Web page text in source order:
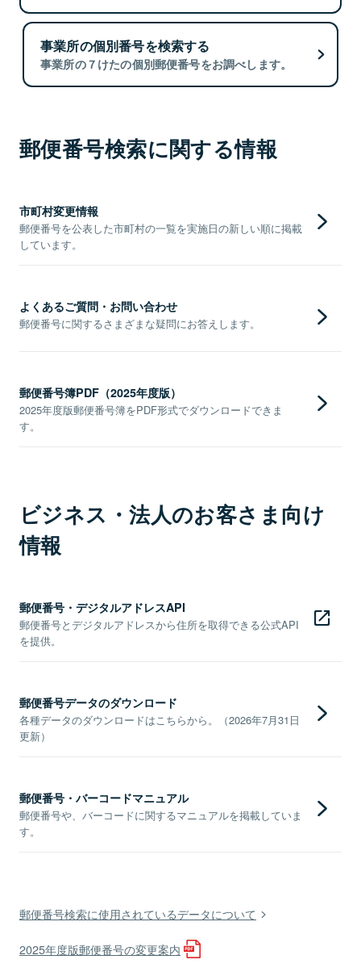
事業所の個別番号を検索する
事業所の７けたの個別郵便番号をお調べします。
郵便番号検索に関する情報
市町村変更情報
郵便番号を公表した市町村の一覧を実施日の新しい順に掲載
しています。
よくあるご質問・お問い合わせ
郵便番号に関するさまざまな疑問にお答えします。
郵便番号簿PDF（2025年度版）
2025年度版郵便番号簿をPDF形式でダウンロードできま
す。
ビジネス・法人のお客さま向け
情報
郵便番号・デジタルアドレスAPI
郵便番号とデジタルアドレスから住所を取得できる公式API
を提供。
郵便番号データのダウンロード
各種データのダウンロードはこちらから。（2026年7月31日
更新）
郵便番号・バーコードマニュアル
郵便番号や、バーコードに関するマニュアルを掲載していま
す。
郵便番号検索に使用されているデータについて
2025年度版郵便番号の変更案内